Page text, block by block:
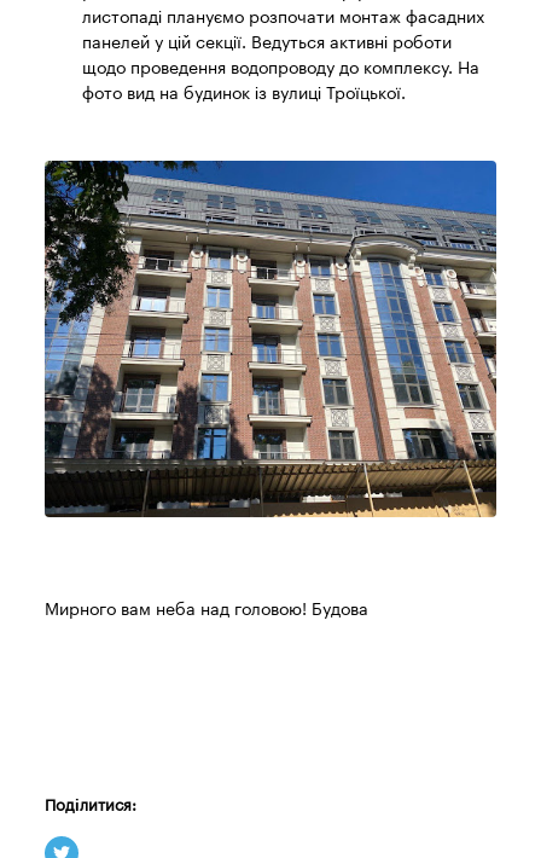
листопаді плануємо розпочати монтаж фасадних
панелей у цій секції. Ведуться активні роботи
щодо проведення водопроводу до комплексу. На
фото вид на будинок із вулиці Троїцької.
Мирного вам неба над головою! Будова
Поділитися: